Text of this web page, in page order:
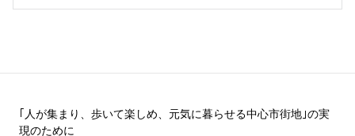
｢人が集まり、歩いて楽しめ、元気に暮らせる中心市街地｣の実
現のために